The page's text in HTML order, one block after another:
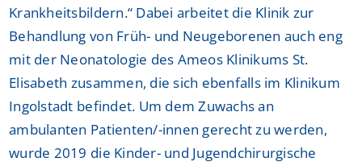
Krankheitsbildern.“ Dabei arbeitet die Klinik zur
Behandlung von Früh- und Neugeborenen auch eng
mit der Neonatologie des Ameos Klinikums St.
Elisabeth zusammen, die sich ebenfalls im Klinikum
Ingolstadt befindet. Um dem Zuwachs an
ambulanten Patienten/-innen gerecht zu werden,
wurde 2019 die Kinder- und Jugendchirurgische